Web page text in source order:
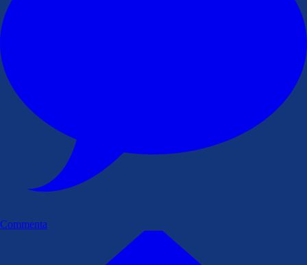
Commenta